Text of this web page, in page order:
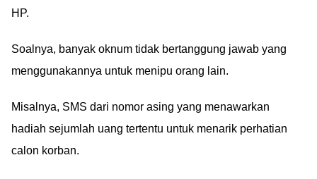
HP.
Soalnya, banyak oknum tidak bertanggung jawab yang
menggunakannya untuk menipu orang lain.
Misalnya, SMS dari nomor asing yang menawarkan
hadiah sejumlah uang tertentu untuk menarik perhatian
calon korban.